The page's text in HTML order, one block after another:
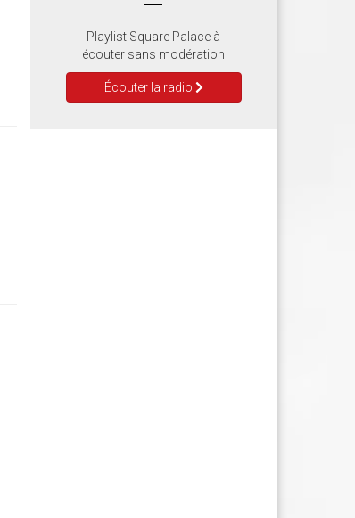
Playlist Square Palace à
écouter sans modération
Écouter la radio